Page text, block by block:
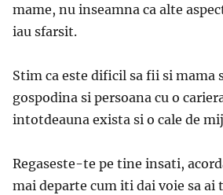
mame, nu inseamna ca alte
iau sfarsit.
Stim ca este dificil sa fii si mama
gospodina si persoana cu o
intotdeauna exista si o cale de
Regaseste-te pe tine insati,
mai departe cum iti dai voie sa ai